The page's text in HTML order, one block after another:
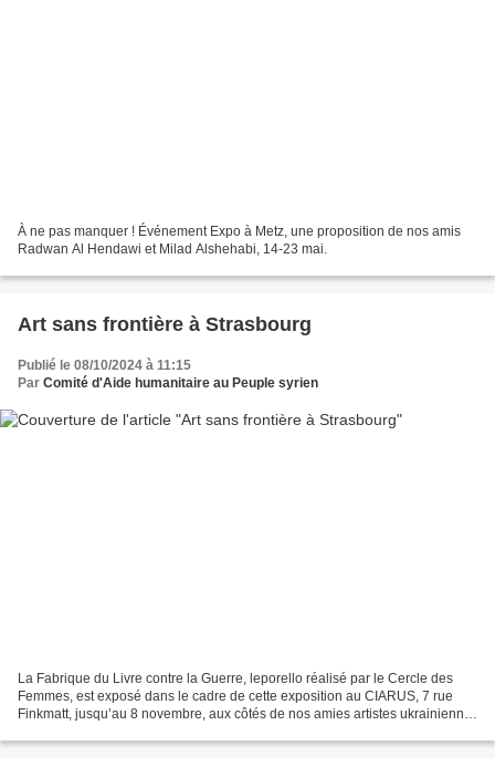
À ne pas manquer ! Événement Expo à Metz, une proposition de nos amis
Radwan Al Hendawi et Milad Alshehabi, 14-23 mai.
Art sans frontière à Strasbourg
Publié le 08/10/2024 à 11:15
Par Comité d'Aide humanitaire au Peuple syrien
La Fabrique du Livre contre la Guerre, leporello réalisé par le Cercle des
Femmes, est exposé dans le cadre de cette exposition au CIARUS, 7 rue
Finkmatt, jusqu’au 8 novembre, aux côtés de nos amies artistes ukrainienne,